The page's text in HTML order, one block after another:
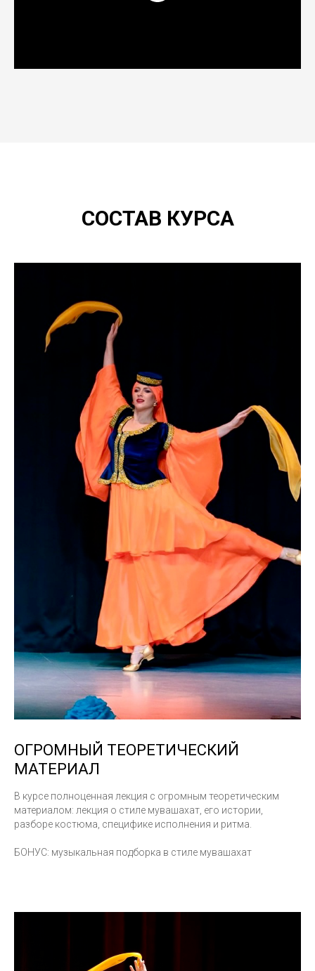
СОСТАВ КУРСА
ОГРОМНЫЙ ТЕОРЕТИЧЕСКИЙ
МАТЕРИАЛ
В курсе полноценная лекция с огромным теоретическим
материалом: лекция о стиле мувашахат, его истории,
разборе костюма, специфике исполнения и ритма.
БОНУС: музыкальная подборка в стиле мувашахат